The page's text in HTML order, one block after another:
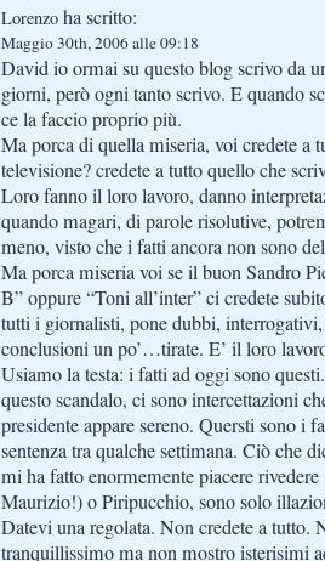
Lorenzo ha scritto:
Maggio 30th, 2006 alle 09:18
David io ormai su questo blog scrivo da
giorni, però ogni tanto scrivo. E quando
ce la faccio proprio più.
Ma porca di quella miseria, voi credete a
televisione? credete a tutto quello che
Loro fanno il loro lavoro, danno
quando magari, di parole risolutive,
meno, visto che i fatti ancora non sono
Ma porca miseria voi se il buon Sandro
B” oppure “Toni all’inter” ci credete
tutti i giornalisti, pone dubbi, interrogativi,
conclusioni un po’…tirate. E’ il loro
Usiamo la testa: i fatti ad oggi sono
questo scandalo, ci sono intercettazioni
presidente appare sereno. Quersti sono i
sentenza tra qualche settimana. Ciò che
mi ha fatto enormemente piacere
Maurizio!) o Piripucchio, sono solo
Datevi una regolata. Non credete a tutto.
tranquillissimo ma non mostro isterisimi